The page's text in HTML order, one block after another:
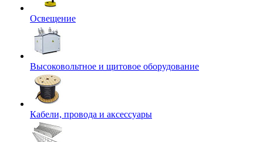
Освещение
Высоковольтное и щитовое оборудование
Кабели, провода и аксессуары